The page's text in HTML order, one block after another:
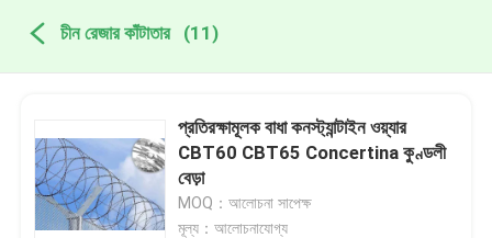
চীন রেজার কাঁটাতার (11)
প্রতিরক্ষামূলক বাধা কনস্ট্যান্টাইন ওয়্যার
CBT60 CBT65 Concertina কুণ্ডলী
বেড়া
MOQ：আলোচনা সাপেক্ষ
মূল্য：আলোচনাযোগ্য